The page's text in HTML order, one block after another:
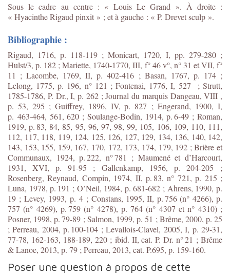
Sous le cadre au centre : « Louis Le Grand ». À droite :
« Hyacinthe Rigaud pinxit » ; et à gauche : « P. Drevet sculp ».
Bibliographie :
Rigaud, 1716, p. 118-119 ; Monicart, 1720, I, pp. 279-280 ;
Hulst/3, p. 182 ; Mariette, 1740-1770, III, f° 46 v°, n° 31 et VII, f°
11 ; Lacombe, 1769, II, p. 402-416 ; Basan, 1767, p. 174 ;
Lelong, 1775, p. 196, n° 121 ; Fontenai, 1776, I, 527 ; Strutt,
1785-1786, P. Dr., I, p. 262 ; Journal du marquis Dangeau, VIII ,
p. 53, 295 ; Guiffrey, 1896, IV, p. 827 ; Engerand, 1900, I,
p. 463-464, 561, 620 ; Soulange-Bodin, 1914, p. 6-49 ; Roman,
1919, p. 83, 84, 85, 95, 96, 97, 98, 99, 105, 106, 109, 110, 111,
112, 117, 118, 119, 124, 125, 126, 127, 129, 134, 136, 140, 142,
143, 153, 155, 159, 167, 170, 172, 173, 174, 179, 192 ; Brière et
Communaux, 1924, p. 222, n° 781 ; Maumené et d’Harcourt,
1931, XVI, p. 91-95 ; Gallenkamp, 1956, p. 204-205 ;
Rosenberg, Reynaud, Compin, 1974, II, p. 83, n° 721, p. 215 ;
Luna, 1978, p. 191 ; O’Neil, 1984, p. 681-682 ; Ahrens, 1990, p.
19 ; Levey, 1993, p. 4 ; Constans, 1995, II, p. 756 (n° 4266), p.
757 (n° 4269), p. 759 (n° 4278), p. 764 (n° 4307 et n° 4310) ;
Posner, 1998, p. 79-89 ; Salmon, 1999, p. 51 ; Brême, 2000, p. 25
; Perreau, 2004, p. 100-104 ; Levallois-Clavel, 2005, I, p. 29-31,
77-78, 162-163, 188-189, 220 ; ibid. II, cat. P. Dr. n° 21 ; Brême
& Lanoe, 2013, p. 79 ; Perreau, 2013, cat. P.695, p. 159-160.
Poser une question à propos de cette